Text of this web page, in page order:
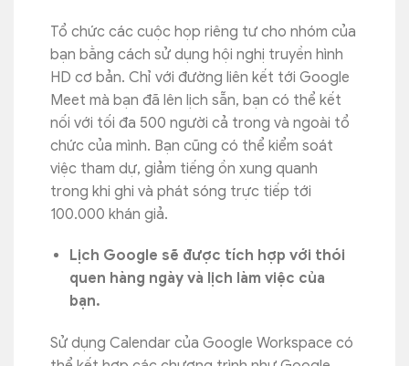
Tổ chức các cuộc họp riêng tư cho nhóm của
bạn bằng cách sử dụng hội nghị truyền hình
HD cơ bản. Chỉ với đường liên kết tới Google
Meet mà bạn đã lên lịch sẵn, bạn có thể kết
nối với tối đa 500 người cả trong và ngoài tổ
chức của mình. Bạn cũng có thể kiểm soát
việc tham dự, giảm tiếng ồn xung quanh
trong khi ghi và phát sóng trực tiếp tới
100.000 khán giả.
Lịch Google sẽ được tích hợp với thói
quen hàng ngày và lịch làm việc của
bạn.
Sử dụng Calendar của Google Workspace có